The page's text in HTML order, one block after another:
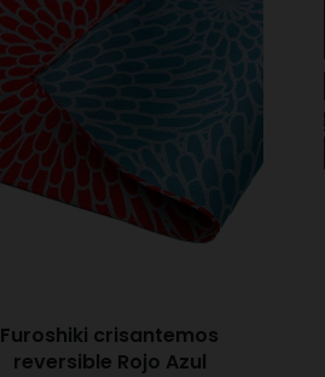
Furoshiki crisantemos
reversible Rojo Azul